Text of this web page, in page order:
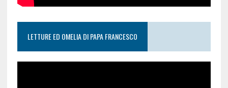
LETTURE ED OMELIA DI PAPA FRANCESCO